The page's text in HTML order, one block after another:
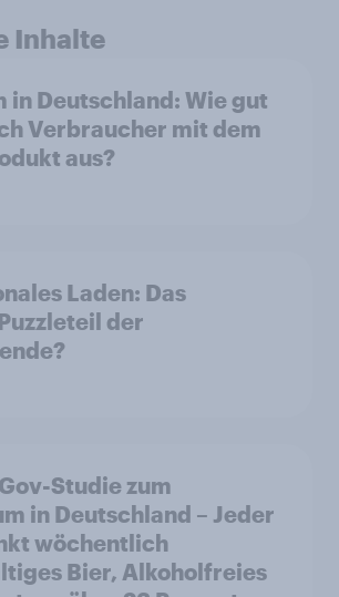
Inhalte
in Deutschland: Wie gut
Verbraucher mit dem
aus?
Laden: Das
der
Studie zum
in Deutschland – Jeder
wöchentlich
Bier, Alkoholfreies